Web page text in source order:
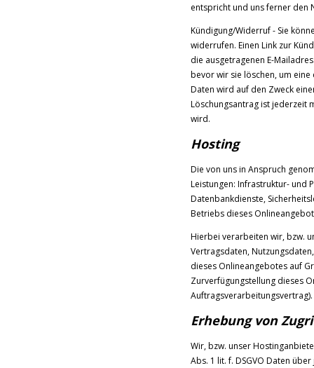
entspricht und uns ferner den
Kündigung/Widerruf - Sie
widerrufen. Einen Link zur
die ausgetragenen E-
bevor wir sie löschen, um
Daten wird auf den Zweck
Löschungsantrag ist jederzeit
wird.
Hosting
Die von uns in Anspruch
Leistungen: Infrastruktur- und
Datenbankdienste,
Betriebs dieses
Hierbei verarbeiten wir, bzw.
Vertragsdaten,
dieses Onlineangebotes auf
Zurverfügungstellung dieses
Auftragsverarbeitungsvertrag).
Erhebung von
Wir, bzw. unser
Abs. 1 lit. f. DSGVO Daten